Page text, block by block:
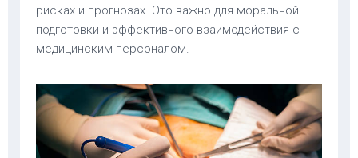
рисках и прогнозах. Это важно для моральной
подготовки и эффективного взаимодействия с
медицинским персоналом.